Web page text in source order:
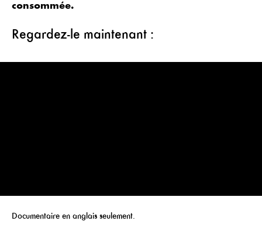
consommée.
Regardez-le maintenant :
Documentaire en anglais seulement.